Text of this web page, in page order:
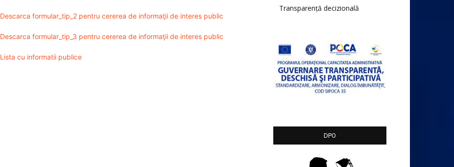
Descarca formular_tip_2 pentru cererea de informaţii de interes public
Descarca formular_tip_3 pentru cererea de informaţii de interes public
Lista cu informatii publice
Transparență decizională
DPO